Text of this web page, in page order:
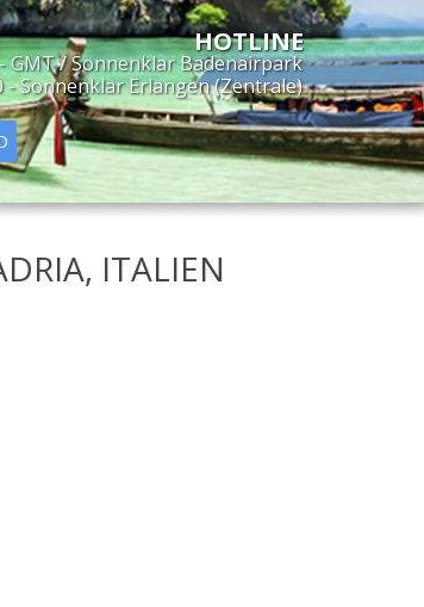
GMT / Sonnenklar Badenairpark
- Sonnenklar Erlangen (Zentrale)
ITALIEN